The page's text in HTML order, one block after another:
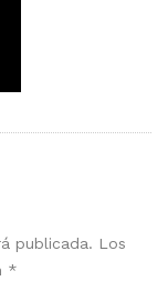
publicada. Los
*